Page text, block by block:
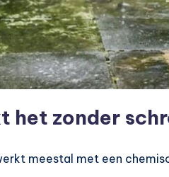
het zonder
meestal met een